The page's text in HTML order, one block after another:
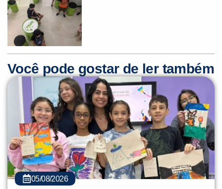
Você pode gostar de ler também
05/08/2026